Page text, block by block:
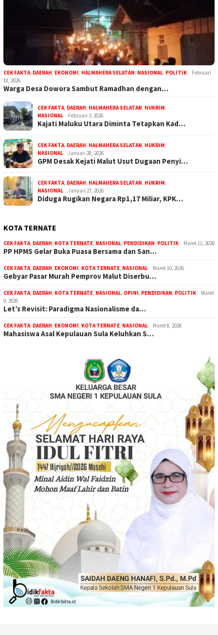
CEK FAKTA, DAERAH, EKONOMI, HALMAHERA SELATAN, NASIONAL, POLITIK
Februari
18, 2026
Warga Desa Dowora Sambut Ramadhan dengan…
CEK FAKTA, DAERAH, HALMAHERA SELATAN, HUKRIM,
NASIONAL
Februari 3, 2026
Kajati Maluku Utara Diminta Tetapkan Kad…
CEK FAKTA, DAERAH, HALMAHERA SELATAN, HUKRIM,
NASIONAL
Januari 28, 2026
GPM Desak Kejati Malut Usut Dugaan Penyi…
CEK FAKTA, DAERAH, HALMAHERA SELATAN, HUKRIM,
NASIONAL
Januari 27, 2026
Diduga Rugikan Negara Rp1,17 Miliar, KPK…
KOTA TERNATE
CEK FAKTA, DAERAH, KOTA TERNATE, NASIONAL, PENDIDIKAN, POLITIK Maret 11, 2026
PP HPMS Gelar Buka Puasa Bersama dan San…
CEK FAKTA, DAERAH, EKONOMI, KOTA TERNATE, NASIONAL Maret 10, 2026
Gebyar Pasar Murah Pemprov Malut Diserbu…
CEK FAKTA, DAERAH, KOTA TERNATE, NASIONAL, OPINI, PENDIDIKAN, POLITIK
Maret
9, 2026
Let’s Revisit: Paradigma Nasionalisme da…
CEK FAKTA, DAERAH, EKONOMI, KOTA TERNATE, NASIONAL Maret 8, 2026
Mahasiswa Asal Kepulauan Sula Keluhkan S…